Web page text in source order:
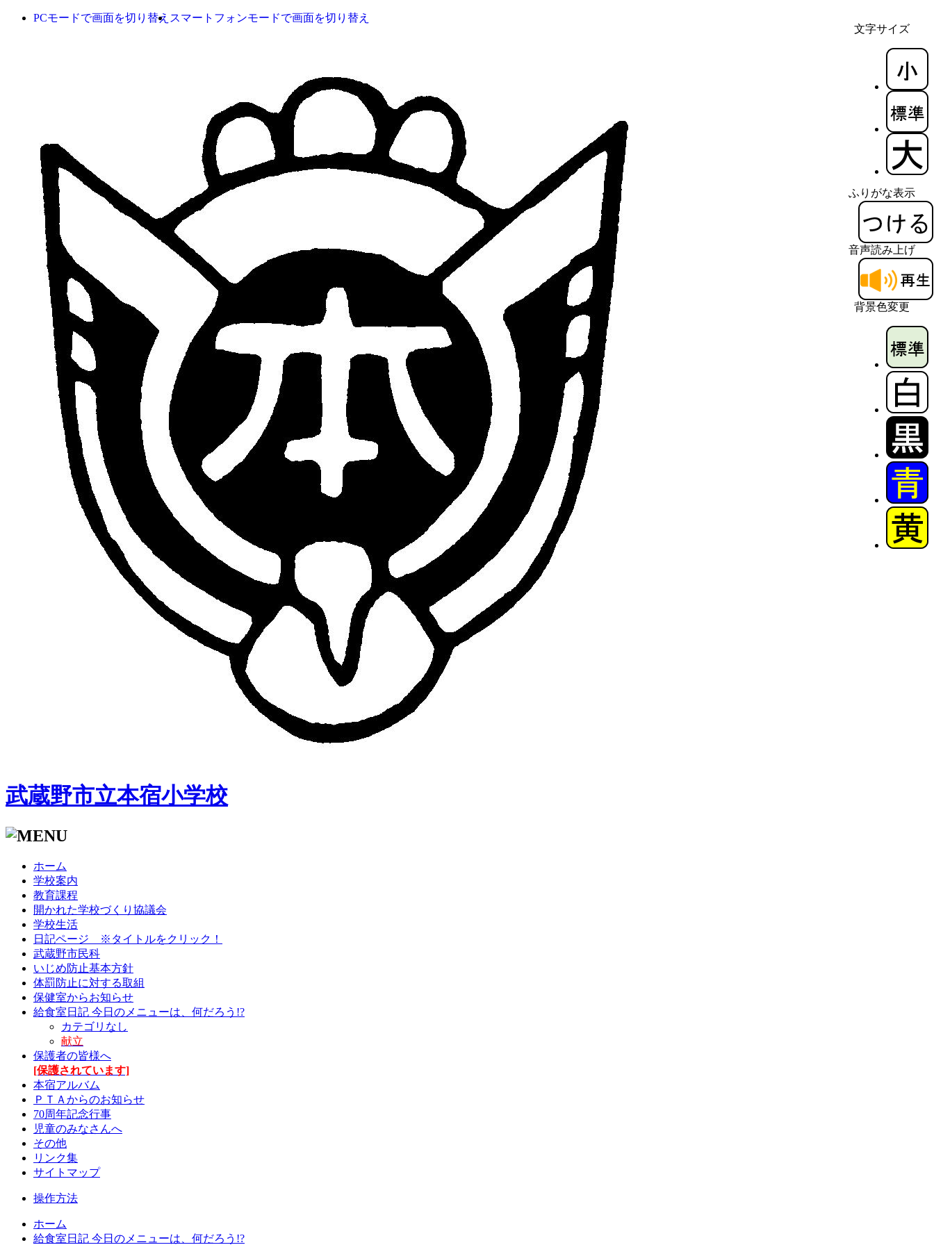
文字サイズ
ふりがな表示
音声読み上げ
背景色変更
PCモードで画面を切り替え スマートフォンモードで画面を切り替え
武蔵野市立本宿小学校
ホーム
学校案内
教育課程
開かれた学校づくり協議会
学校生活
日記ページ ※タイトルをクリック！
武蔵野市民科
いじめ防止基本方針
体罰防止に対する取組
保健室からお知らせ
給食室日記 今日のメニューは、何だろう!?
カテゴリなし
献立
保護者の皆様へ
[保護されています]
本宿アルバム
ＰＴＡからのお知らせ
70周年記念行事
児童のみなさんへ
その他
リンク集
サイトマップ
操作方法
ホーム
給食室日記 今日のメニューは、何だろう!?